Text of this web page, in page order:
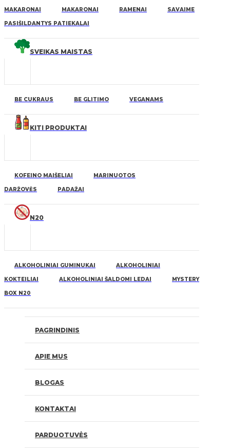
MAKARONAI MAKARONAI RAMENAI SAVAIME
PASIŠILDANTYS PATIEKALAI
SVEIKAS MAISTAS
BE CUKRAUS BE GLITIMO VEGANAMS
KITI PRODUKTAI
KOFEINO MAIŠELIAI MARINUOTOS
DARŽOVĖS PADAŽAI
N20
ALKOHOLINIAI GUMINUKAI ALKOHOLINIAI
KOKTEILIAI ALKOHOLINIAI ŠALDOMI LEDAI MYSTERY
BOX N20
PAGRINDINIS
APIE MUS
BLOGAS
KONTAKTAI
PARDUOTUVĖS